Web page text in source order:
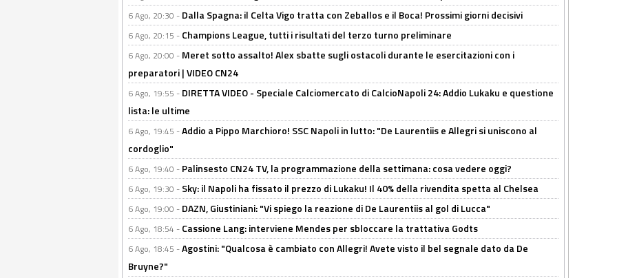
6 Ago, 20:30 - Dalla Spagna: il Celta Vigo tratta con Zeballos e il Boca! Prossimi giorni decisivi
6 Ago, 20:15 - Champions League, tutti i risultati del terzo turno preliminare
6 Ago, 20:00 - Meret sotto assalto! Alex sbatte sugli ostacoli durante le esercitazioni con i
preparatori | VIDEO CN24
6 Ago, 19:55 - DIRETTA VIDEO - Speciale Calciomercato di CalcioNapoli 24: Addio Lukaku e questione
lista: le ultime
6 Ago, 19:45 -Addio a Pippo Marchioro! SSC Napoli in lutto: "De Laurentiis e Allegri si uniscono al
cordoglio"
6 Ago, 19:40 - Palinsesto CN24 TV, la programmazione della settimana: cosa vedere oggi?
6 Ago, 19:30 - Sky: il Napoli ha fissato il prezzo di Lukaku! Il 40% della rivendita spetta al Chelsea
6 Ago, 19:00 - DAZN, Giustiniani: "Vi spiego la reazione di De Laurentiis al gol di Lucca"
6 Ago, 18:54 - Cassione Lang: interviene Mendes per sbloccare la trattativa Godts
6 Ago, 18:45 -Agostini: "Qualcosa è cambiato con Allegri! Avete visto il bel segnale dato da De
Bruyne?"